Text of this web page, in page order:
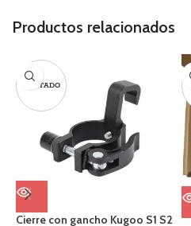
Productos relacionados
AGOTADO
Cierre con gancho Kugoo S1 S2